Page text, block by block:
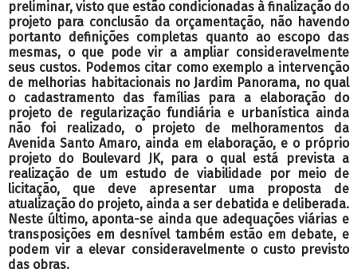
preliminar, visto que estão condicionadas à finalização do
projeto para conclusão da orçamentação, não havendo
portanto definições completas quanto ao escopo das
mesmas, o que pode vir a ampliar consideravelmente
seus custos. Podemos citar como exemplo a intervenção
de melhorias habitacionais no Jardim Panorama, no qual
o cadastramento das famílias para a elaboração do
projeto de regularização fundiária e urbanística ainda
não foi realizado, o projeto de melhoramentos da
Avenida Santo Amaro, ainda em elaboração, e o próprio
projeto do Boulevard JK, para o qual está prevista a
realização de um estudo de viabilidade por meio de
licitação, que deve apresentar uma proposta de
atualização do projeto, ainda a ser debatida e deliberada.
Neste último, aponta-se ainda que adequações viárias e
transposições em desnível também estão em debate, e
podem vir a elevar consideravelmente o custo previsto
das obras.